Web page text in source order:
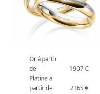
Or à partir
de
1 907 €
Platine à
partir de
2 165 €